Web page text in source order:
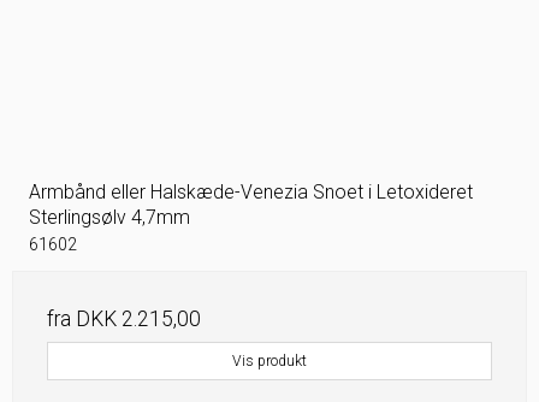
Armbånd eller Halskæde-Venezia Snoet i Letoxideret
Sterlingsølv 4,7mm
61602
fra DKK 2.215,00
Vis produkt